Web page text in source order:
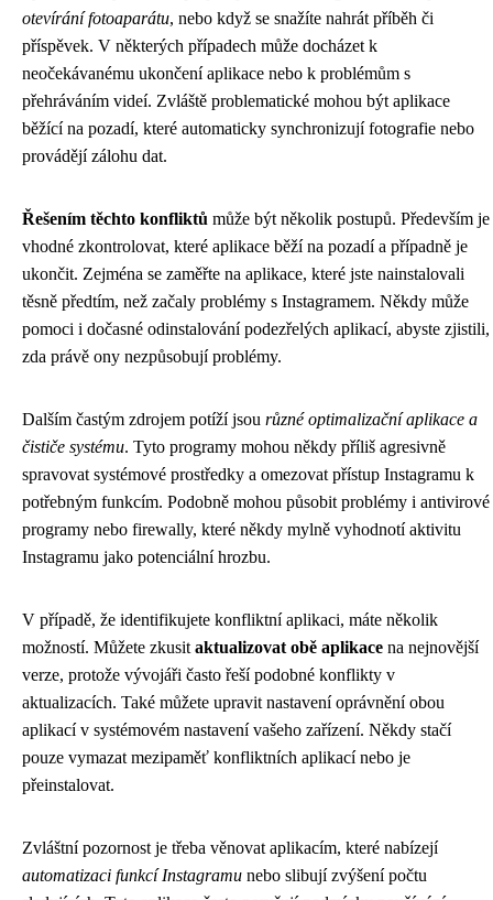
otevírání fotoaparátu, nebo když se snažíte nahrát příběh či
příspěvek. V některých případech může docházet k
neočekávanému ukončení aplikace nebo k problémům s
přehráváním videí. Zvláště problematické mohou být aplikace
běžící na pozadí, které automaticky synchronizují fotografie nebo
provádějí zálohu dat.
Řešením těchto konfliktů může být několik postupů. Především je
vhodné zkontrolovat, které aplikace běží na pozadí a případně je
ukončit. Zejména se zaměřte na aplikace, které jste nainstalovali
těsně předtím, než začaly problémy s Instagramem. Někdy může
pomoci i dočasné odinstalování podezřelých aplikací, abyste zjistili,
zda právě ony nezpůsobují problémy.
Dalším častým zdrojem potíží jsou různé optimalizační aplikace a
čističe systému. Tyto programy mohou někdy příliš agresivně
spravovat systémové prostředky a omezovat přístup Instagramu k
potřebným funkcím. Podobně mohou působit problémy i antivirové
programy nebo firewally, které někdy mylně vyhodnotí aktivitu
Instagramu jako potenciální hrozbu.
V případě, že identifikujete konfliktní aplikaci, máte několik
možností. Můžete zkusit aktualizovat obě aplikace na nejnovější
verze, protože vývojáři často řeší podobné konflikty v
aktualizacích. Také můžete upravit nastavení oprávnění obou
aplikací v systémovém nastavení vašeho zařízení. Někdy stačí
pouze vymazat mezipaměť konfliktních aplikací nebo je
přeinstalovat.
Zvláštní pozornost je třeba věnovat aplikacím, které nabízejí
automatizaci funkcí Instagramu nebo slibují zvýšení počtu